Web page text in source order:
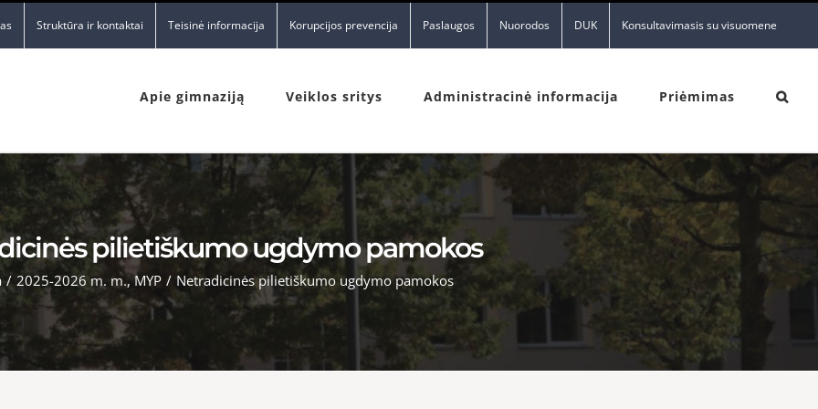
Struktūra ir kontaktai Teisinė informacija Korupcijos prevencija Paslaugos Nuorodos DUK Konsultavimasis su visuomene
Apie gimnaziją Veiklos sritys Administracinė informacija Priėmimas
pilietiškumo ugdymo pamokos
/ 2025-2026 m. m.,MYP / Netradicinės pilietiškumo ugdymo pamokos